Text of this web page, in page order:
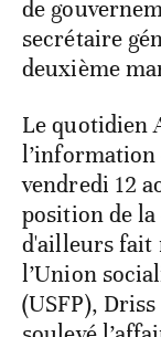
de
secrétaire
deuxième
Le quotidien
l’information
vendredi 12
position de
d'ailleurs fait
l’Union
(USFP),